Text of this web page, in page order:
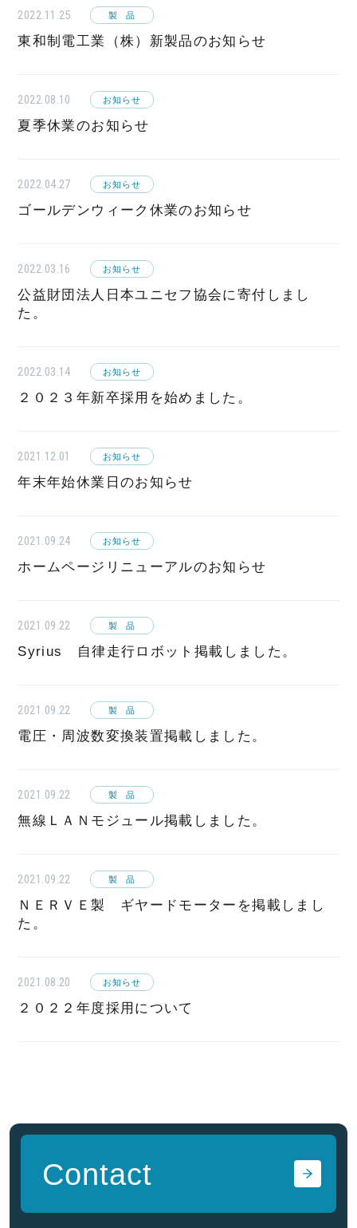
2022.11.25 製品
東和制電工業（株）新製品のお知らせ
2022.08.10 お知らせ
夏季休業のお知らせ
2022.04.27 お知らせ
ゴールデンウィーク休業のお知らせ
2022.03.16 お知らせ
公益財団法人日本ユニセフ協会に寄付しまし
た。
2022.03.14 お知らせ
２０２３年新卒採用を始めました。
2021.12.01 お知らせ
年末年始休業日のお知らせ
2021.09.24 お知らせ
ホームページリニューアルのお知らせ
2021.09.22 製品
Syrius 自律走行ロボット掲載しました。
2021.09.22 製品
電圧・周波数変換装置掲載しました。
2021.09.22 製品
無線ＬＡＮモジュール掲載しました。
2021.09.22 製品
ＮＥＲＶＥ製 ギヤードモーターを掲載しまし
た。
2021.08.20 お知らせ
２０２２年度採用について
Contact